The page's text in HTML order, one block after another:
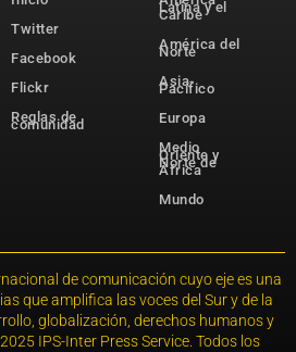
Twitter
Facebook
Flickr
Reglas de
comunidad
Latina y el
Caribe
América del
Norte
Asia-
Pacífico
Europa
Medio
Oriente y
Norte de
África
Mundo
de comunicación cuyo eje es una
que amplifica las voces del Sur y de la
globalización, derechos humanos y
IPS-Inter Press Service. Todos los